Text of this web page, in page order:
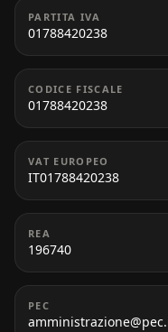
PARTITA IVA
01788420238
CODICE FISCALE
01788420238
VAT EUROPEO
IT01788420238
REA
196740
PEC